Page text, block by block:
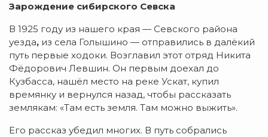
Зарождение сибирского Севска
В 1925 году из нашего края — Севского района
уезда, из села Голышино — отправились в далёкий
путь первые ходоки. Возглавил этот отряд Никита
Фёдорович Левшин. Он первым доехал до
Кузбасса, нашёл место на реке Ускат, купил
времянку и вернулся назад, чтобы рассказать
землякам: «Там есть земля. Там можно выжить».
Его рассказ убедил многих. В путь собрались